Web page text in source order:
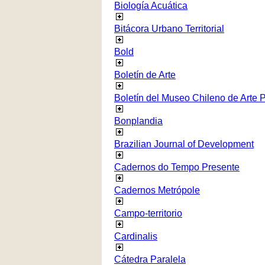
Biología Acuática
Bitácora Urbano Territorial
Bold
Boletín de Arte
Boletín del Museo Chileno de Arte
Bonplandia
Brazilian Journal of Development
Cadernos do Tempo Presente
Cadernos Metrópole
Campo-territorio
Cardinalis
Cátedra Paralela